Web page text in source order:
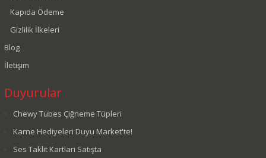
Kapıda Ödeme
Gizlilik İlkeleri
Blog
İletişim
Duyurular
Chewy Tubes Çiğneme Tüpleri
Karne Hediyeleri Duyu Market'te!
Ses Taklit Kartları Satışta